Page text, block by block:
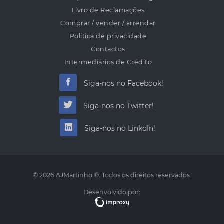
Livro de Reclamações
Comprar / vender / arrendar
Política de privacidade
Contactos
Intermediários de Crédito
Siga-nos no Facebook!
Siga-nos no Twitter!
Siga-nos no LinkdIn!
© 2026 AJMartinho ®. Todos os direitos reservados.
Desenvolvido por: